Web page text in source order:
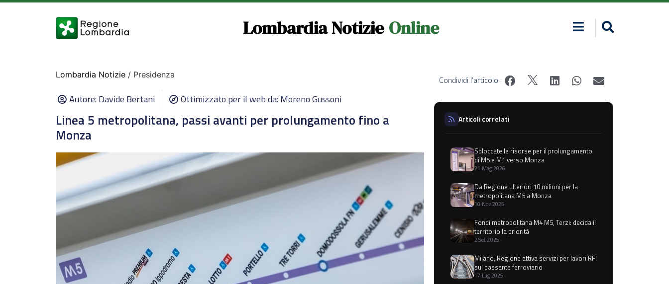
Lombardia Notizie Online
Lombardia Notizie / Presidenza
Autore:Davide Bertani Ottimizzato per il web da: Moreno Gussoni
Linea 5 metropolitana, passi avanti per prolungamento fino a
Monza
Condividi l'articolo:
Articoli correlati
Sbloccate le risorse per il prolungamento
di M5 e M1 verso Monza
21 Mag 2026
Da Regione ulteriori 10 milioni per la
metropolitana M5 a Monza
10 Nov 2025
Fondi metropolitana M4 M5, Terzi: decida il
territorio la priorità
2 Set 2025
Milano, Regione attiva servizi per lavori RFI
sul passante ferroviario
17 Lug 2025